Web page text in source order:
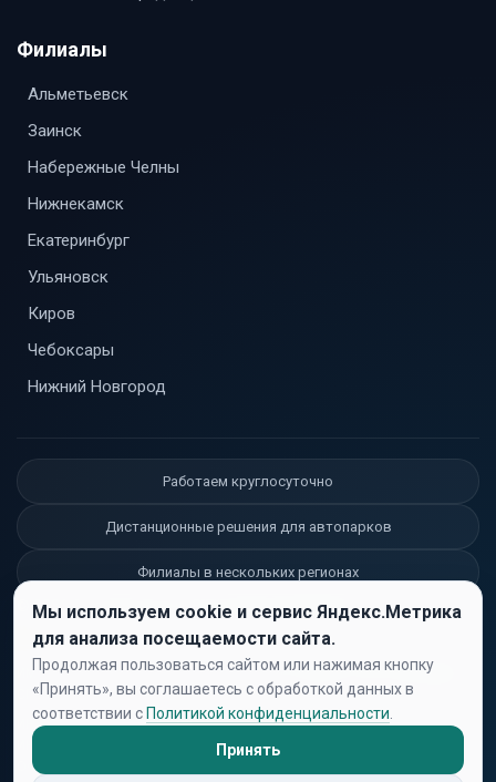
Филиалы
Альметьевск
Заинск
Набережные Челны
Нижнекамск
Екатеринбург
Ульяновск
Киров
Чебоксары
Нижний Новгород
Работаем круглосуточно
Дистанционные решения для автопарков
Филиалы в нескольких регионах
© 2026 СоюзМедТранс. Все права защищены.
ИМЕЮТСЯ ПРОТИВОПОКАЗАНИЯ. НЕОБХОДИМА КОНСУЛЬТАЦИЯ
СПЕЦИАЛИСТА.
ИНФОРМАЦИЯ, РАЗМЕЩЕННАЯ НА САЙТЕ, НОСИТ
ИНФОРМАЦИОННЫЙ ХАРАКТЕР И НЕ ЯВЛЯЕТСЯ ПУБЛИЧНОЙ
ОФЕРТОЙ.
Мы используем cookie и сервис Яндекс.Метрика
для анализа посещаемости сайта.
Продолжая пользоваться сайтом или нажимая кнопку
«Принять», вы соглашаетесь с обработкой данных в
соответствии с Политикой конфиденциальности
Принять